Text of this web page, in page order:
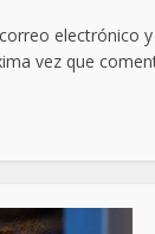
electrónico
vez que